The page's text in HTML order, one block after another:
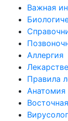
Важная
Аллергия
Правила
Aнатомия